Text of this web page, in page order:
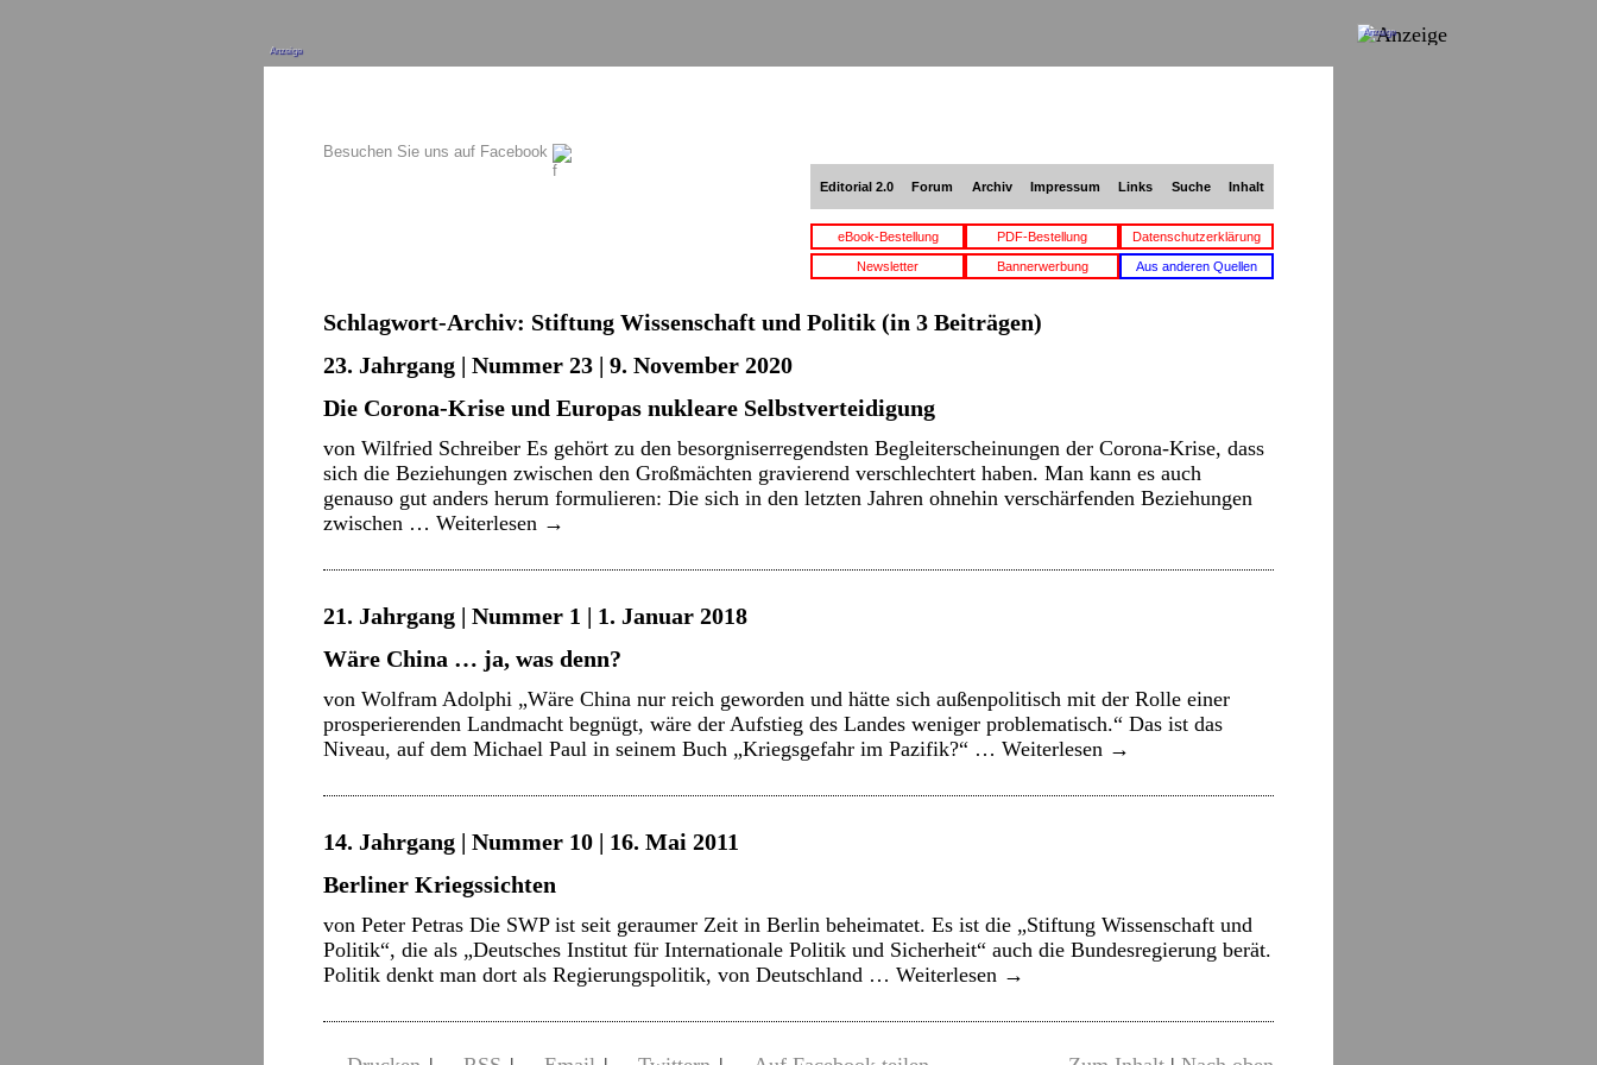
Anzeige
Besuchen Sie uns auf Facebook
Editorial 2.0 Forum Archiv Impressum Links Suche Inhalt
eBook-Bestellung PDF-Bestellung Datenschutzerklärung
Newsletter Bannerwerbung Aus anderen Quellen
Schlagwort-Archiv: Stiftung Wissenschaft und Politik (in 3 Beiträgen)
23. Jahrgang | Nummer 23 | 9. November 2020
Die Corona-Krise und Europas nukleare Selbstverteidigung
von Wilfried Schreiber Es gehört zu den besorgniserregendsten Begleiterscheinungen der Corona-Krise, dass
sich die Beziehungen zwischen den Großmächten gravierend verschlechtert haben. Man kann es auch
genauso gut anders herum formulieren: Die sich in den letzten Jahren ohnehin verschärfenden Beziehungen
zwischen … Weiterlesen →
21. Jahrgang | Nummer 1 | 1. Januar 2018
Wäre China … ja, was denn?
von Wolfram Adolphi „Wäre China nur reich geworden und hätte sich außenpolitisch mit der Rolle einer
prosperierenden Landmacht begnügt, wäre der Aufstieg des Landes weniger problematisch.“ Das ist das
Niveau, auf dem Michael Paul in seinem Buch „Kriegsgefahr im Pazifik?“ … Weiterlesen →
14. Jahrgang | Nummer 10 | 16. Mai 2011
Berliner Kriegssichten
von Peter Petras Die SWP ist seit geraumer Zeit in Berlin beheimatet. Es ist die „Stiftung Wissenschaft und
Politik“, die als „Deutsches Institut für Internationale Politik und Sicherheit“ auch die Bundesregierung berät.
Politik denkt man dort als Regierungspolitik, von Deutschland … Weiterlesen →
Anzeige